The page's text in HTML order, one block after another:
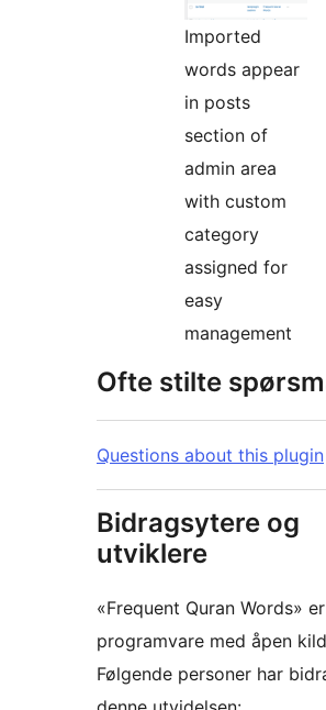
Imported
words appear
in posts
section of
admin area
with custom
category
assigned for
easy
management
Ofte stilte
Questions about this plugin
Bidragsytere og
utviklere
«Frequent Quran Words» er
programvare med åpen
Følgende personer har